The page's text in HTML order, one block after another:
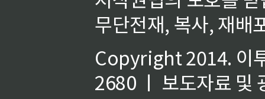
무단전재, 복사, 재배
Copyright 2014. 이
2680 ㅣ 보도자료